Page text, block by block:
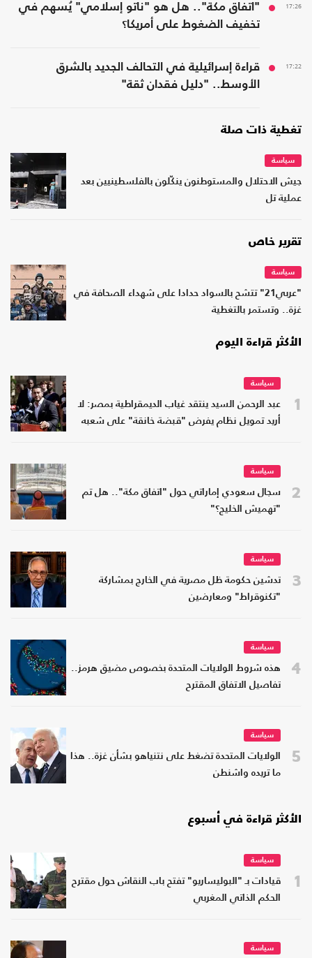
17:26
"اتفاق مكة".. هل هو "ناتو إسلامي" يُسهم في
تخفيف الضغوط على أمريكا؟
17:22
قراءة إسرائيلية في التحالف الجديد بالشرق
الأوسط.. "دليل فقدان ثقة"
تغطية ذات صلة
سياسة
جيش الاحتلال والمستوطنون ينكّلون بالفلسطينيين بعد
عملية تل
تقرير خاص
سياسة
"عربي21" تتشح بالسواد حدادا على شهداء الصحافة في
غزة.. وتستمر بالتغطية
الأكثر قراءة اليوم
1
سياسة
عبد الرحمن السيد ينتقد غياب الديمقراطية بمصر: لا
أريد تمويل نظام يفرض "قبضة خانقة" على شعبه
2
سياسة
سجال سعودي إماراتي حول "اتفاق مكة".. هل تم
"تهميش الخليج؟"
3
سياسة
تدشين حكومة ظل مصرية في الخارج بمشاركة
"تكنوقراط" ومعارضين
4
سياسة
هذه شروط الولايات المتحدة بخصوص مضيق هرمز..
تفاصيل الاتفاق المقترح
5
سياسة
الولايات المتحدة تضغط على نتنياهو بشأن غزة.. هذا
ما تريده واشنطن
الأكثر قراءة في أسبوع
1
سياسة
قيادات بـ "البوليساريو" تفتح باب النقاش حول مقترح
الحكم الذاتي المغربي
سياسة